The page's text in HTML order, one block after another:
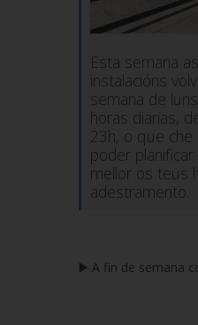
Esta semana
instalacións
semana de
horas diarias,
23h , o que
poder
mellor os teus
adestramento.
▶️ A fin de semana